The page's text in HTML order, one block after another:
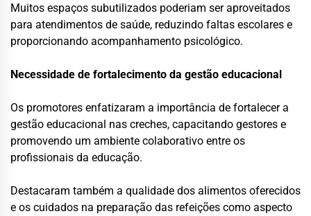
Muitos espaços subutilizados poderiam ser aproveitados
para atendimentos de saúde, reduzindo faltas escolares e
proporcionando acompanhamento psicológico.
Necessidade de fortalecimento da gestão educacional
Os promotores enfatizaram a importância de fortalecer a
gestão educacional nas creches, capacitando gestores e
promovendo um ambiente colaborativo entre os
profissionais da educação.
Destacaram também a qualidade dos alimentos oferecidos
e os cuidados na preparação das refeições como aspecto